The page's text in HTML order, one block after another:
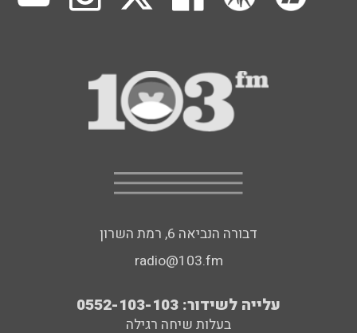
דבורה הנביאה 6, רמת השרון
radio@103.fm
עלייה לשידור: 0552-103-103
בעלות שיחה רגילה